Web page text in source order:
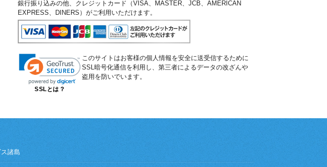
銀行振り込みの他、クレジットカード（VISA、MASTER、JCB、AMERICAN
EXPRESS、DINERS）がご利用いただけます。
SSLとは？
このサイトはお客様の個人情報を安全に送受信するために
SSL暗号化通信を利用し、第三者によるデータの改ざんや
盗用を防いでいます。
諸島